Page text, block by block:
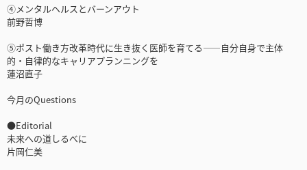
④メンタルヘルスとバーンアウト
前野哲博
⑤ポスト働き方改革時代に生き抜く医師を育てる――自分自身で主体
的・自律的なキャリアプランニングを
蓮沼直子
今月のQuestions
●Editorial
未来への道しるべに
片岡仁美